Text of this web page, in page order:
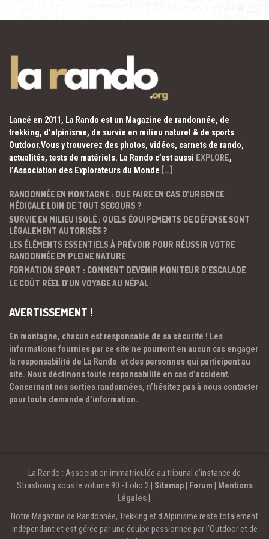
Lancé en 2011, La Rando est un Magazine de randonnée, de
trekking, d’alpinisme, de survie en milieu naturel & de sports
Outdoor.Vous y trouverez des photos, vidéos, carnets de rando,
actualités, tests de matériels. La Rando c’est aussi EXPLORE,
l’Association des Explorateurs du Monde […]
RANDONNÉE EN MONTAGNE : QUE FAIRE EN CAS D’URGENCE
MÉDICALE LOIN DE TOUT SECOURS ?
SURVIE EN MILIEU ISOLÉ : QUELS ÉQUIPEMENTS DE DÉFENSE SONT
LÉGALEMENT AUTORISÉS ?
LES ÉLÉMENTS ESSENTIELS À PRÉVOIR POUR RÉUSSIR VOTRE
RANDONNÉE EN PLEINE NATURE
FORMATION SPORT : COMMENT DEVENIR MONITEUR D’ESCALADE
LE COÛT RÉEL D’UN VOYAGE AU NÉPAL
AVERTISSEMENT !
En montagne, chacun est responsable de sa sécurité ! Les
informations fournies par ce site ne pourront en aucun cas engager
la responsabilité de La Rando et des personnes qui participent au
site. Nous déclinons toute responsabilité en cas d’accident.
Concernant nos sorties randonnées, n’hésitez pas à nous contacter
pour toute demande d’information.
La Rando : Association immatriculée au tribunal d’instance de
Strasbourg sous le volume 90 - Folio 2 | Sitemap| Forum
Mentions
Légales
Notre Magazine de Randonnée, Trekking et d'Alpinisme reste totalement
indépendant et est gérée par une équipe passionnée par l’Outdoor et de